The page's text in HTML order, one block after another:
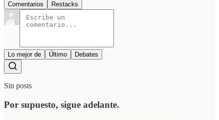
Comentarios Restacks
Lo mejor de Último Debates
Sin posts
Por supuesto, sigue adelante.